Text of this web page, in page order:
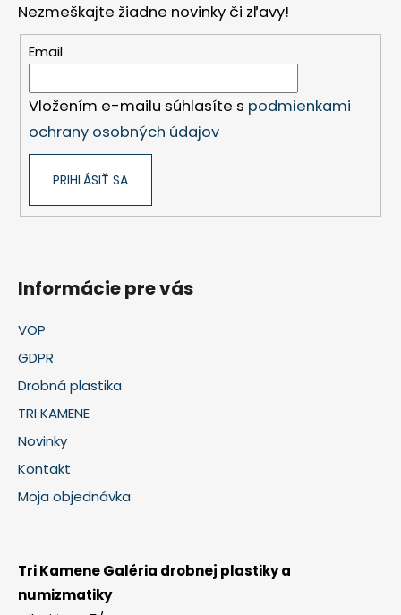
Nezmeškajte žiadne novinky či zľavy!
Email
Vložením e-mailu súhlasíte s podmienkami
ochrany osobných údajov
PRIHLÁSIŤ SA
Informácie pre vás
VOP
GDPR
Drobná plastika
TRI KAMENE
Novinky
Kontakt
Moja objednávka
Tri Kamene Galéria drobnej plastiky a
numizmatiky